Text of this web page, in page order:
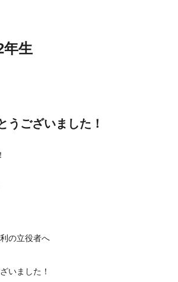
年生
うございました！
の立役者へ
いました！